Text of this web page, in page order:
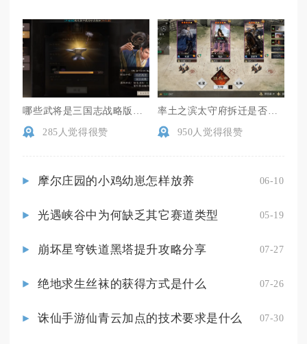
哪些武将是三国志战略版核心输出
285人觉得很赞
率土之滨太守府拆迁是否需要举行听证会
950人觉得很赞
摩尔庄园的小鸡幼崽怎样放养 06-10
光遇峡谷中为何缺乏其它赛道类型 05-19
崩坏星穹铁道黑塔提升攻略分享 07-27
绝地求生丝袜的获得方式是什么 07-26
诛仙手游仙青云加点的技术要求是什么 07-30